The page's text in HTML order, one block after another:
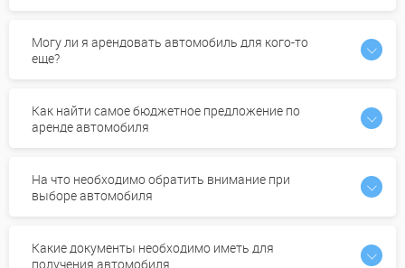
Могу ли я арендовать автомобиль для кого-то
еще?
Как найти самое бюджетное предложение по
аренде автомобиля
На что необходимо обратить внимание при
выборе автомобиля
Какие документы необходимо иметь для
получения автомобиля